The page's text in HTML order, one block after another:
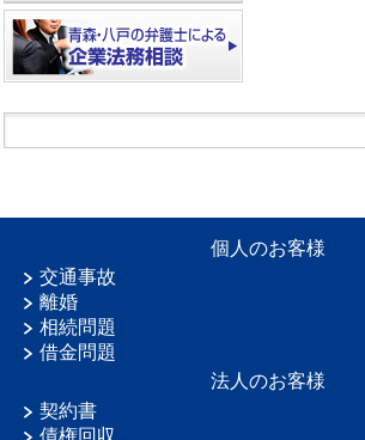
個人のお客様
交通事故
離婚
相続問題
借金問題
法人のお客様
契約書
債権回収